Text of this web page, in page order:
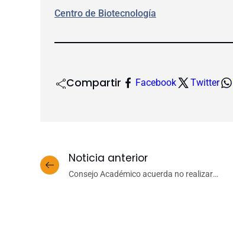
Centro de Biotecnología
Compartir Facebook Twitter
Noticia anterior
Consejo Académico acuerda no realizar